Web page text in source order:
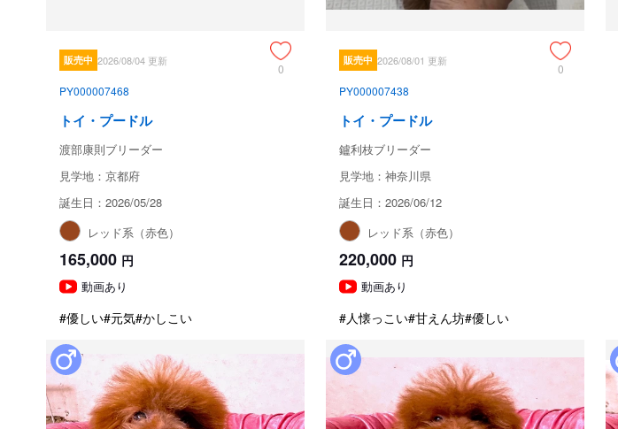
販売中 2026/08/04 更新
0
PY000007468
トイ・プードル
渡部康則ブリーダー
見学地：京都府
誕生日：2026/05/28
レッド系（赤色）
165,000 円
動画あり
#優しい#元気#かしこい
販売中 2026/08/01 更新
0
PY000007438
トイ・プードル
鑪利枝ブリーダー
見学地：神奈川県
誕生日：2026/06/12
レッド系（赤色）
220,000 円
動画あり
#人懐っこい#甘えん坊#優しい